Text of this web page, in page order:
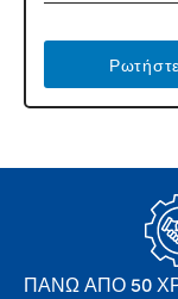
Ρωτήστε
ΠΆΝΩ ΑΠΌ 50